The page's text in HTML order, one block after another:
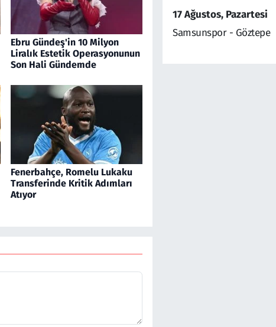
Ebru Gündeş'in 10 Milyon
Liralık Estetik Operasyonunun
Son Hali Gündemde
Fenerbahçe, Romelu Lukaku
Transferinde Kritik Adımları
Atıyor
17 Ağustos, Pazartesi
Samsunspor - Göztepe